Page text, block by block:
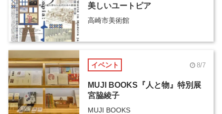
美しいユートピア
高崎市美術館
イベント 8/7
MUJI BOOKS『人と物』特別展
宮脇綾子
MUJI BOOKS